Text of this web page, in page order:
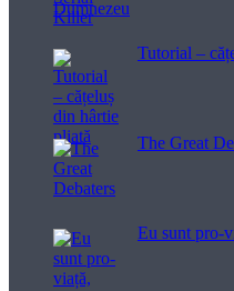
Tutorial –
The Great
Eu sunt pro-